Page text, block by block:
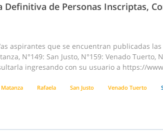
de Personas Inscriptas,
aspirantes que se encuentran publicadas
N°149: San Justo, N°159: Venado Tuerto,
ingresando con su usuario a https://
Matanza Rafaela San Justo Venado Tuerto